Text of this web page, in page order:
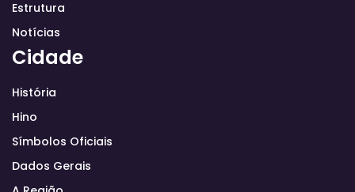
Estrutura
Notícias
Cidade
História
Hino
Símbolos Oficiais
Dados Gerais